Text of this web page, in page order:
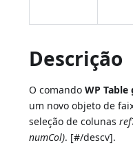
Descrição
O comandoWP
um novo objeto de
seleção de colunas
numCol). [#/descv].